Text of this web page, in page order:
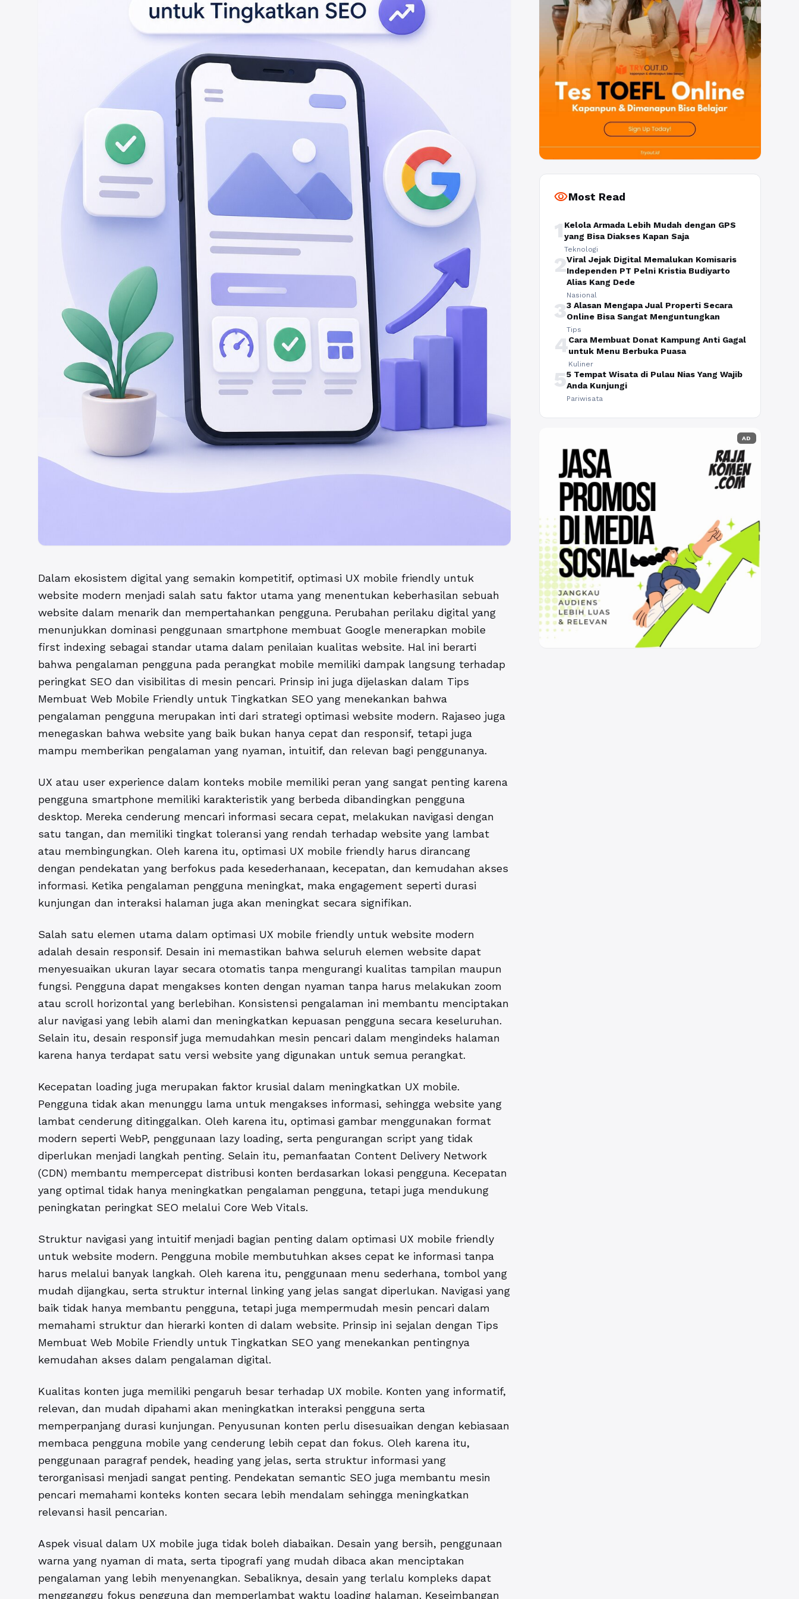
Dalam ekosistem digital yang semakin kompetitif, optimasi UX mobile friendly untuk
website modern menjadi salah satu faktor utama yang menentukan keberhasilan sebuah
website dalam menarik dan mempertahankan pengguna. Perubahan perilaku digital yang
menunjukkan dominasi penggunaan smartphone membuat Google menerapkan mobile
first indexing sebagai standar utama dalam penilaian kualitas website. Hal ini berarti
bahwa pengalaman pengguna pada perangkat mobile memiliki dampak langsung terhadap
peringkat SEO dan visibilitas di mesin pencari. Prinsip ini juga dijelaskan dalam Tips
Membuat Web Mobile Friendly untuk Tingkatkan SEO yang menekankan bahwa
pengalaman pengguna merupakan inti dari strategi optimasi website modern. Rajaseo juga
menegaskan bahwa website yang baik bukan hanya cepat dan responsif, tetapi juga
mampu memberikan pengalaman yang nyaman, intuitif, dan relevan bagi penggunanya.
UX atau user experience dalam konteks mobile memiliki peran yang sangat penting karena
pengguna smartphone memiliki karakteristik yang berbeda dibandingkan pengguna
desktop. Mereka cenderung mencari informasi secara cepat, melakukan navigasi dengan
satu tangan, dan memiliki tingkat toleransi yang rendah terhadap website yang lambat
atau membingungkan. Oleh karena itu, optimasi UX mobile friendly harus dirancang
dengan pendekatan yang berfokus pada kesederhanaan, kecepatan, dan kemudahan akses
informasi. Ketika pengalaman pengguna meningkat, maka engagement seperti durasi
kunjungan dan interaksi halaman juga akan meningkat secara signifikan.
Salah satu elemen utama dalam optimasi UX mobile friendly untuk website modern
adalah desain responsif. Desain ini memastikan bahwa seluruh elemen website dapat
menyesuaikan ukuran layar secara otomatis tanpa mengurangi kualitas tampilan maupun
fungsi. Pengguna dapat mengakses konten dengan nyaman tanpa harus melakukan zoom
atau scroll horizontal yang berlebihan. Konsistensi pengalaman ini membantu menciptakan
alur navigasi yang lebih alami dan meningkatkan kepuasan pengguna secara keseluruhan.
Selain itu, desain responsif juga memudahkan mesin pencari dalam mengindeks halaman
karena hanya terdapat satu versi website yang digunakan untuk semua perangkat.
Kecepatan loading juga merupakan faktor krusial dalam meningkatkan UX mobile.
Pengguna tidak akan menunggu lama untuk mengakses informasi, sehingga website yang
lambat cenderung ditinggalkan. Oleh karena itu, optimasi gambar menggunakan format
modern seperti WebP, penggunaan lazy loading, serta pengurangan script yang tidak
diperlukan menjadi langkah penting. Selain itu, pemanfaatan Content Delivery Network
(CDN) membantu mempercepat distribusi konten berdasarkan lokasi pengguna. Kecepatan
yang optimal tidak hanya meningkatkan pengalaman pengguna, tetapi juga mendukung
peningkatan peringkat SEO melalui Core Web Vitals.
Struktur navigasi yang intuitif menjadi bagian penting dalam optimasi UX mobile friendly
untuk website modern. Pengguna mobile membutuhkan akses cepat ke informasi tanpa
harus melalui banyak langkah. Oleh karena itu, penggunaan menu sederhana, tombol yang
mudah dijangkau, serta struktur internal linking yang jelas sangat diperlukan. Navigasi yang
baik tidak hanya membantu pengguna, tetapi juga mempermudah mesin pencari dalam
memahami struktur dan hierarki konten di dalam website. Prinsip ini sejalan dengan Tips
Membuat Web Mobile Friendly untuk Tingkatkan SEO yang menekankan pentingnya
kemudahan akses dalam pengalaman digital.
Kualitas konten juga memiliki pengaruh besar terhadap UX mobile. Konten yang informatif,
relevan, dan mudah dipahami akan meningkatkan interaksi pengguna serta
memperpanjang durasi kunjungan. Penyusunan konten perlu disesuaikan dengan kebiasaan
membaca pengguna mobile yang cenderung lebih cepat dan fokus. Oleh karena itu,
penggunaan paragraf pendek, heading yang jelas, serta struktur informasi yang
terorganisasi menjadi sangat penting. Pendekatan semantic SEO juga membantu mesin
pencari memahami konteks konten secara lebih mendalam sehingga meningkatkan
relevansi hasil pencarian.
Aspek visual dalam UX mobile juga tidak boleh diabaikan. Desain yang bersih, penggunaan
warna yang nyaman di mata, serta tipografi yang mudah dibaca akan menciptakan
pengalaman yang lebih menyenangkan. Sebaliknya, desain yang terlalu kompleks dapat
mengganggu fokus pengguna dan memperlambat waktu loading halaman. Keseimbangan
visibilityMost Read
1 Kelola Armada Lebih Mudah dengan GPS
yang Bisa Diakses Kapan Saja
Teknologi
2Viral Jejak Digital Memalukan Komisaris
Independen PT Pelni Kristia Budiyarto
Alias Kang Dede
Nasional
33 Alasan Mengapa Jual Properti Secara
Online Bisa Sangat Menguntungkan
Tips
4Cara Membuat Donat Kampung Anti Gagal
untuk Menu Berbuka Puasa
Kuliner
55 Tempat Wisata di Pulau Nias Yang Wajib
Anda Kunjungi
Pariwisata
AD